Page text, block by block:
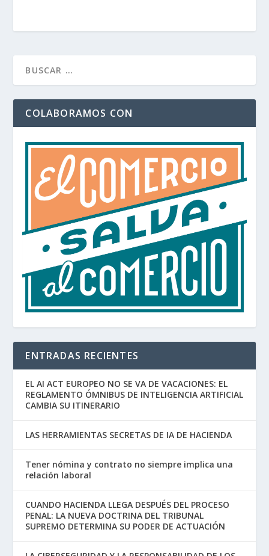
COLABORAMOS CON
ENTRADAS RECIENTES
EL AI ACT EUROPEO NO SE VA DE VACACIONES: EL
REGLAMENTO ÓMNIBUS DE INTELIGENCIA ARTIFICIAL
CAMBIA SU ITINERARIO
LAS HERRAMIENTAS SECRETAS DE IA DE HACIENDA
Tener nómina y contrato no siempre implica una
relación laboral
CUANDO HACIENDA LLEGA DESPUÉS DEL PROCESO
PENAL: LA NUEVA DOCTRINA DEL TRIBUNAL
SUPREMO DETERMINA SU PODER DE ACTUACIÓN